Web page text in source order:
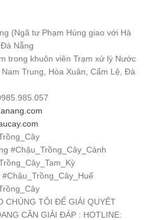
(Ngã tư Phạm Hùng giao với Hà
Nẵng
trong khuôn viên Trạm xử lý Nước
Trung, Hòa Xuân, Cẩm Lệ, Đà
#Chậu_Trồng_Cây_Cảnh
#Chậu_Trồng_Cây_Huế
CHÚNG TÔI ĐỂ GIẢI QUYẾT
CẦN GIẢI ĐÁP : HOTLINE: